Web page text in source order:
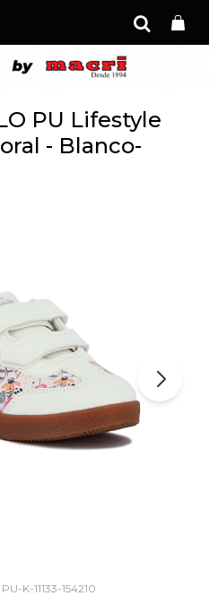
PU Lifestyle
- Blanco-
K-11133-154210